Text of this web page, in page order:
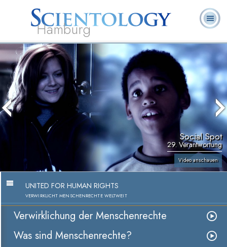
Hamburg
Über uns
L. Ron
Hubbard
Was ist
Scientology?
Ehrenamtliche
Geistliche
Häufig
gestellte
Fragen
Bücher
Social Spot
29. Verantwortung
Video anschauen
UNITED FOR HUMAN RIGHTS
VERWIRKLICHT MENSCHENRECHTE WELTWEIT
Verwirklichung der Menschenrechte
Was sind Menschenrechte?